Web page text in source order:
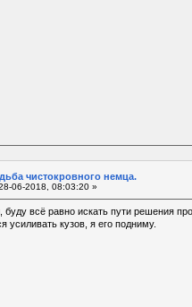
чистокровного немца.
06-2018, 08:03:20 »
буду всё равно искать пути решения
усиливать кузов, я его подниму.